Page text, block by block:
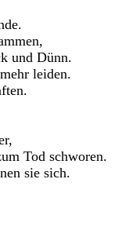
und Dünn.
leiden.
Tod schworen.
sie sich.